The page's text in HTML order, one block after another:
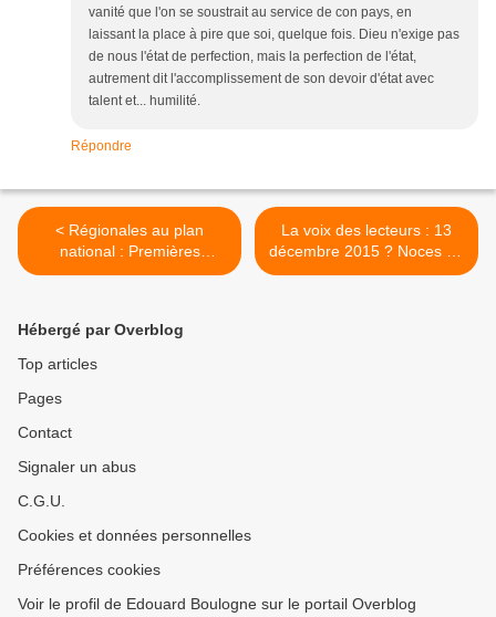
vanité que l'on se soustrait au service de con pays, en
laissant la place à pire que soi, quelque fois. Dieu n'exige pas
de nous l'état de perfection, mais la perfection de l'état,
autrement dit l'accomplissement de son devoir d'état avec
talent et... humilité.
Répondre
< Régionales au plan
national : Premières
impressions à 18 heures (
La voix des lecteurs : 13
décembre 2015 ? Noces de
Marianne, ou mariage pour
Hébergé par Overblog
Top articles
Pages
Contact
Signaler un abus
C.G.U.
Cookies et données personnelles
Préférences cookies
Voir le profil de Edouard Boulogne sur le portail Overblog